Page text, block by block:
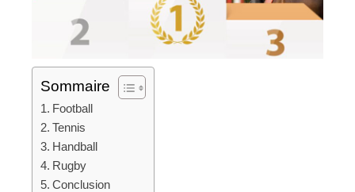
Sommaire
Football
Tennis
Handball
Rugby
Conclusion